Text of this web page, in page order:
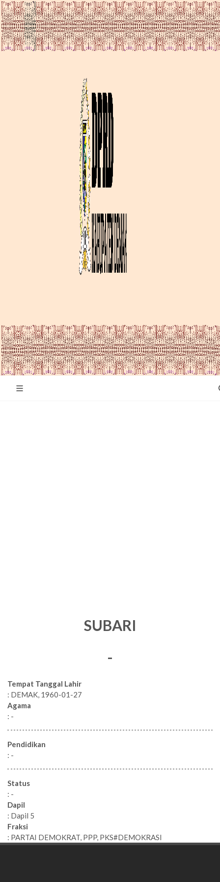
SUBARI
-
Tempat Tanggal Lahir
: DEMAK, 1960-01-27
Agama
: -
Pendidikan
: -
Status
: -
Dapil
: Dapil 5
Fraksi
: PARTAI DEMOKRAT, PPP, PKS#DEMOKRASI